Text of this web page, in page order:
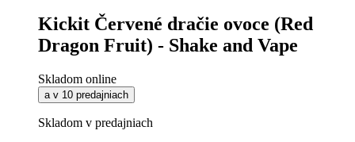
Kickit Červené dračie ovoce (Red
Dragon Fruit) - Shake and Vape
Skladom online
a v 10 predajniach
Skladom v predajniach